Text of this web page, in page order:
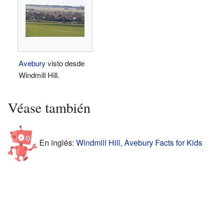
Avebury visto desde
Windmill Hill.
Véase también
En inglés: Windmill Hill, Avebury Facts for Kids